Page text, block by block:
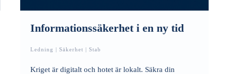
Informationssäkerhet i en ny tid
Ledning | Säkerhet | Stab
Kriget är digitalt och hotet är lokalt. Säkra din